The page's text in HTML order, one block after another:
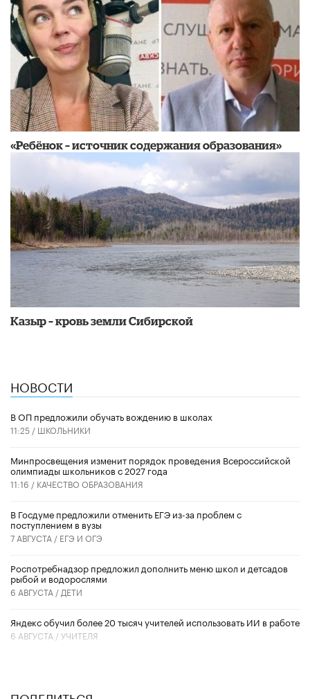
«Ребёнок – источник содержания образования»
Казыр – кровь земли Сибирской
НОВОСТИ
В ОП предложили обучать вождению в школах
11:25 / ШКОЛЬНИКИ
Минпросвещения изменит порядок проведения Всероссийской
олимпиады школьников с 2027 года
11:16 / КАЧЕСТВО ОБРАЗОВАНИЯ
В Госдуме предложили отменить ЕГЭ из-за проблем с
поступлением в вузы
7 АВГУСТА / ЕГЭ И ОГЭ
Роспотребнадзор предложил дополнить меню школ и детсадов
рыбой и водорослями
6 АВГУСТА / ДЕТИ
​Яндекс обучил более 20 тысяч учителей использовать ИИ в работе
6 АВГУСТА /УЧИТЕЛЯ